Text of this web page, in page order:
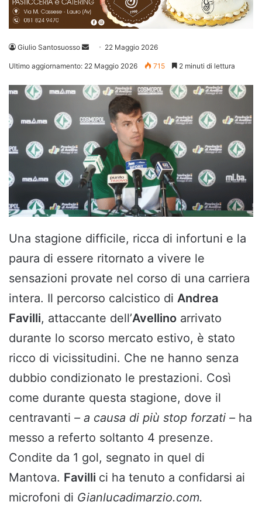
Giulio Santosuosso
Invia 22 Maggio 2026
Ultimo aggiornamento: 22 Maggio 2026 715 2 minuti di lettura
Una stagione difficile, ricca di infortuni e la
paura di essere ritornato a vivere le
sensazioni provate nel corso di una carriera
intera. Il percorso calcistico di Andrea
Favilli, attaccante dell’Avellino arrivato
durante lo scorso mercato estivo, è stato
ricco di vicissitudini. Che ne hanno senza
dubbio condizionato le prestazioni. Così
come durante questa stagione, dove il
centravanti – a causa di più stop forzati –ha
messo a referto soltanto 4 presenze.
Condite da 1 gol, segnato in quel di
Mantova. Favilli ci ha tenuto a confidarsi ai
microfoni di Gianlucadimarzio.com.